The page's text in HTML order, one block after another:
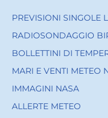
PREVISIONI SINGOLE
RADIOSONDAGGIO
BOLLETTINI DI
MARI E VENTI METEO
IMMAGINI NASA
ALLERTE METEO